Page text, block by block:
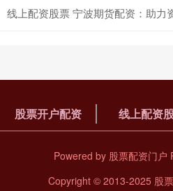
线上配资股票 宁波期货配资：助力
股票开户配资 线上配资
Powered by 股票配资门户
Copyright © 2013-2025 股